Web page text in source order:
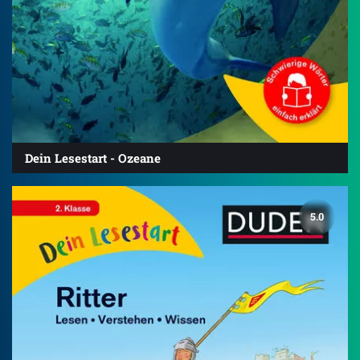
Dein Lesestart - Ozeane
5.0